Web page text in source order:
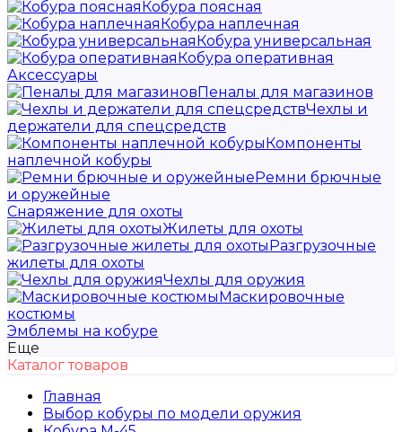
Кобура поясная
Кобура наплечная
Кобура универсальная
Кобура оперативная
Аксессуары
Пеналы для магазинов
Чехлы и
держатели для спецсредств
Компоненты
наплечной кобуры
Ремни брючные
и оружейные
Снаряжение для охоты
Жилеты для охоты
Разгрузочные
жилеты для охоты
Чехлы для оружия
Маскировочные
костюмы
Эмблемы на кобуре
Еще
Каталог товаров
Главная
Выбор кобуры по модели оружия